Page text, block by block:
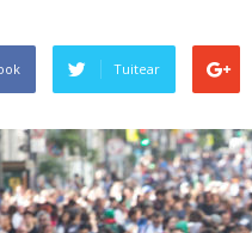
Tuitear